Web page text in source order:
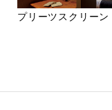
プリーツスクリーン